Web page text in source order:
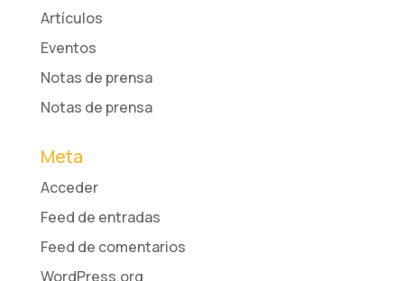
Artículos
Eventos
Notas de prensa
Notas de prensa
Meta
Acceder
Feed de entradas
Feed de comentarios
WordPress.org